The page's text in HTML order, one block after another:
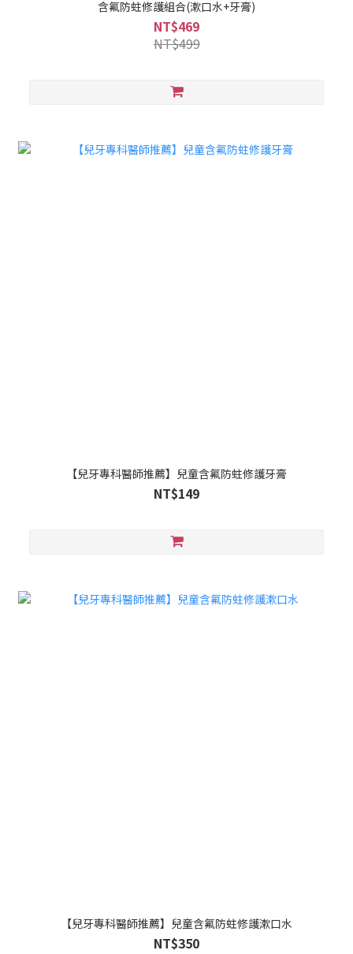
含氟防蛀修護組合(漱口水+牙膏)
NT$469
NT$499
【兒牙專科醫師推薦】兒童含氟防蛀修護牙膏
NT$149
【兒牙專科醫師推薦】兒童含氟防蛀修護漱口水
NT$350